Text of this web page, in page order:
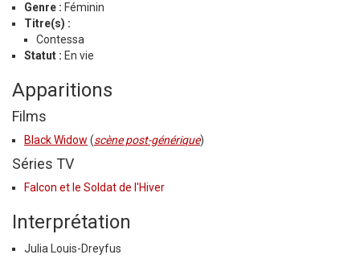
Genre : Féminin
Titre(s) :
Contessa
Statut : En vie
Apparitions
Films
Black Widow (scène post-générique)
Séries TV
Falcon et le Soldat de l'Hiver
Interprétation
Julia Louis-Dreyfus